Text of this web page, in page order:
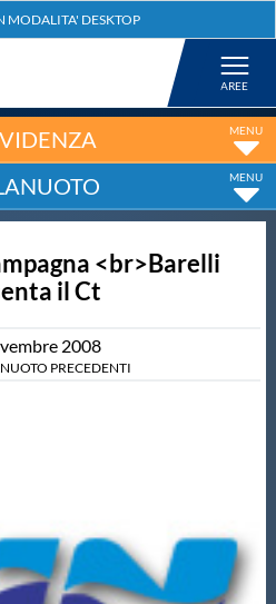
<br>Barelli
il Ct
2008
PRECEDENTI